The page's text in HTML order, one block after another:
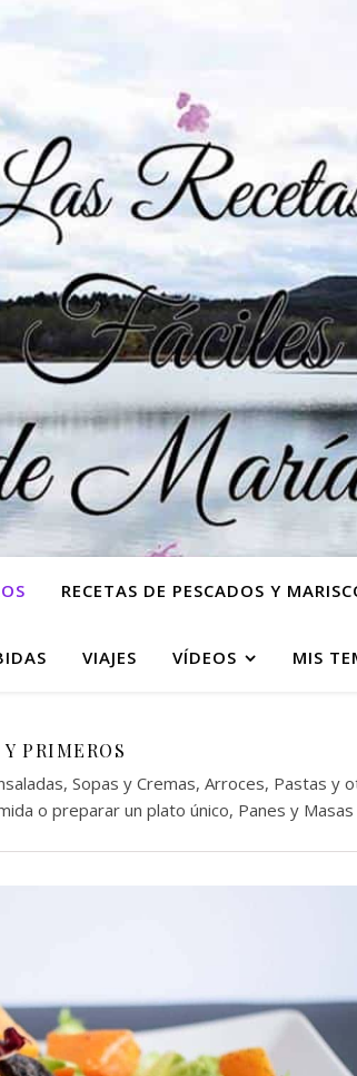
RECETAS DE PESCADOS Y
VIAJES VÍDEOS MIS
PRIMEROS
Sopas y Cremas, Arroces, Pastas y
o preparar un plato único, Panes y Masas